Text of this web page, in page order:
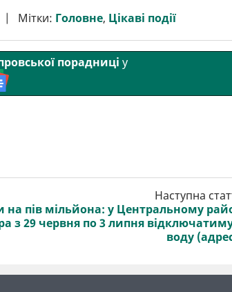
Мітки: Головне, Цікаві події
порадниці у
Наступна
на пів мільйона: у Центральному
з 29 червня по 3 липня
воду